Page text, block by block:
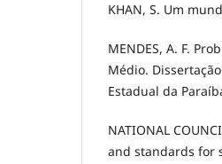
KHAN, S. Um
MENDES, A. F.
Médio.
Estadual da
NATIONAL
and standards for